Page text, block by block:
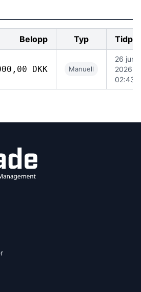
Belopp Typ
DKK Manuell
26 juni
2026
02:43